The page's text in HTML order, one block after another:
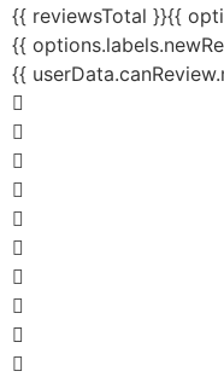
{{ reviewsTotal }}{{
{{
{{